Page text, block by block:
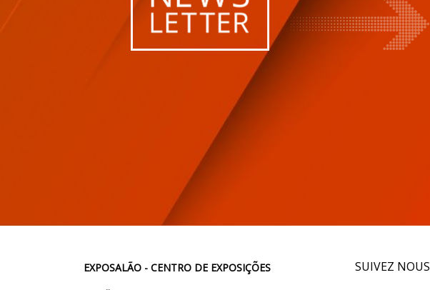
EXPOSALÃO - CENTRO DE EXPOSIÇÕES
SUIVEZ NOUS